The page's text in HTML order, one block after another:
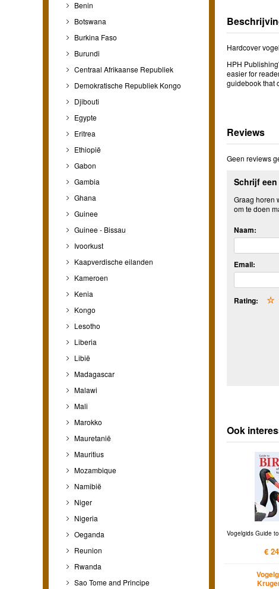
Benin
Botswana
Burkina Faso
Burundi
Centraal Afrikaanse Republiek
Demokratische Republiek Kongo
Djibouti
Egypte
Eritrea
Ethiopië
Gabon
Gambia
Ghana
Guinee
Guinee - Bissau
Ivoorkust
Kaapverdische eilanden
Kameroen
Kenia
Kongo
Lesotho
Liberia
Libië
Madagascar
Malawi
Mali
Marokko
Mauretanië
Mauritius
Mozambique
Namibië
Niger
Nigeria
Oeganda
Reunion
Rwanda
Sao Tome and Principe
Hardcover
HPH
easier for
guidebook that
Reviews
Geen reviews
Schrijf
Graag horen
om te doen
Naam:
Email:
Rating: ☆
Ook
Vogelgids Guide
€